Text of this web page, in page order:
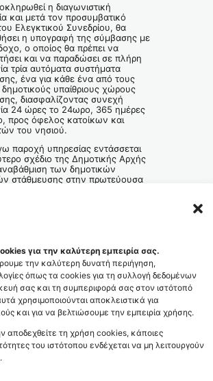
για την καλύτερη εμπειρία σας.
την καλύτερη δυνατή περιήγηση,
όπως τα cookies για τη συλλογή δεδομένων
σας και τη συμπεριφορά σας στον ιστότοπό
χρησιμοποιούνται αποκλειστικά για
και για να βελτιώσουμε την εμπειρία χρήσης.
αποδεχθείτε τη χρήση cookies, κάποιες
του ιστότοπου ενδέχεται να μη λειτουργούν
η διαγωνιστική
και μετά τον προσυμβατικό
Ελεγκτικού Συνεδρίου, θα
η υπογραφή της σύμβασης με
ο οποίος θα πρέπει να
και να παραδώσει σε πλήρη
τρία αυτόματα συστήματα
ένα για κάθε ένα από τους
δημοτικούς υπαίθριους χώρους
διασφαλίζοντας συνεχή
24 ώρες το 24ωρο, 365 ημέρες
προς όφελος κατοίκων και
του νησιού.
παροχή υπηρεσίας εντάσσεται
σχέδιο της Δημοτικής Αρχής
των δημοτικών
στάθμευσης στην πρωτεύουσα
Τύπου